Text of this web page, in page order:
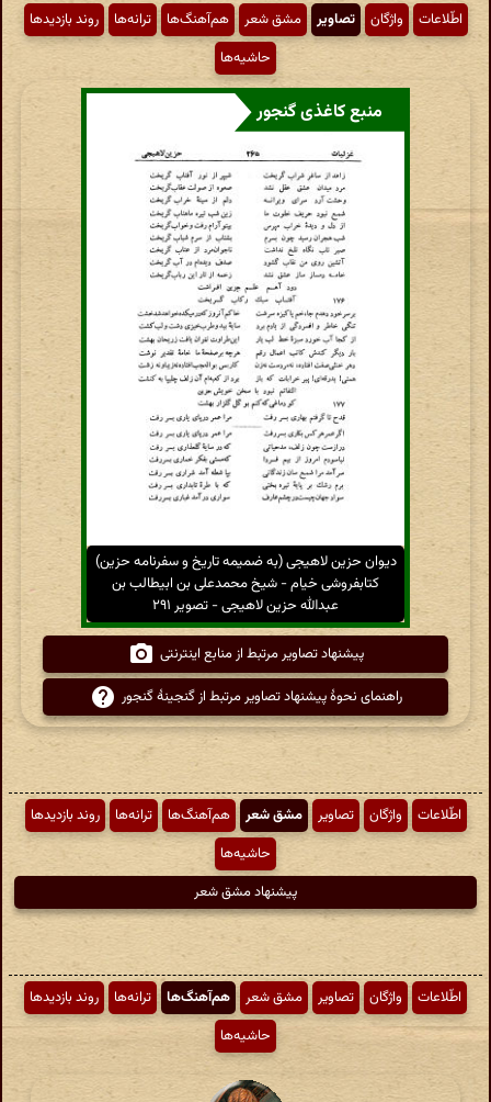
اطّلاعات واژگان تصاویر مشق شعر هم‌آهنگ‌ها ترانه‌ها
روند بازدیدها
حاشیه‌ها
منبع کاغذی گنجور
دیوان حزین لاهیجی (به ضمیمه تاریخ و سفرنامه حزین)
کتابفروشی خیام - شیخ محمدعلی بن ابیطالب بن
عبدالله حزین لاهیجی - تصویر ۲۹۱
پیشنهاد تصاویر مرتبط از منابع اینترنتی
راهنمای نحوهٔ پیشنهاد تصاویر مرتبط از گنجینهٔ گنجور
اطّلاعات واژگان تصاویر مشق شعر هم‌آهنگ‌ها ترانه‌ها
روند بازدیدها
حاشیه‌ها
پیشنهاد مشق شعر
اطّلاعات واژگان تصاویر مشق شعر هم‌آهنگ‌ها ترانه‌ها
روند بازدیدها
حاشیه‌ها